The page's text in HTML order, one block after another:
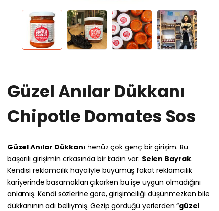
Güzel Anılar Dükkanı
Chipotle Domates Sos
Güzel Anılar Dükkanı henüz çok genç bir girişim. Bu
başarılı girişimin arkasında bir kadın var: Selen Bayrak.
Kendisi reklamcılık hayaliyle büyümüş fakat reklamcılık
kariyerinde basamakları çıkarken bu işe uygun olmadığını
anlamış. Kendi sözlerine göre, girişimciliği düşünmezken bile
dükkanının adı belliymiş. Gezip gördüğü yerlerden “güzel